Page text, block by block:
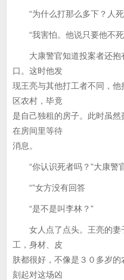
“为什么打那么多下？人死
“我害怕。他说只要他不死
大康警官知道投案者还抱
口。这时他发
现王亮与其他打工者不同，
区农村，毕竟
是自己独租的房子。此时虽
在房间里等待
消息。
“你认识死者吗？”大康警
“”女方没有回答
“是不是叫李林？”
女人点了点头。王亮的妻
工，身材、皮
肤都很好，不像是３０多岁
刻起对这场凶